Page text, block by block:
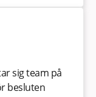
sig team på
besluten